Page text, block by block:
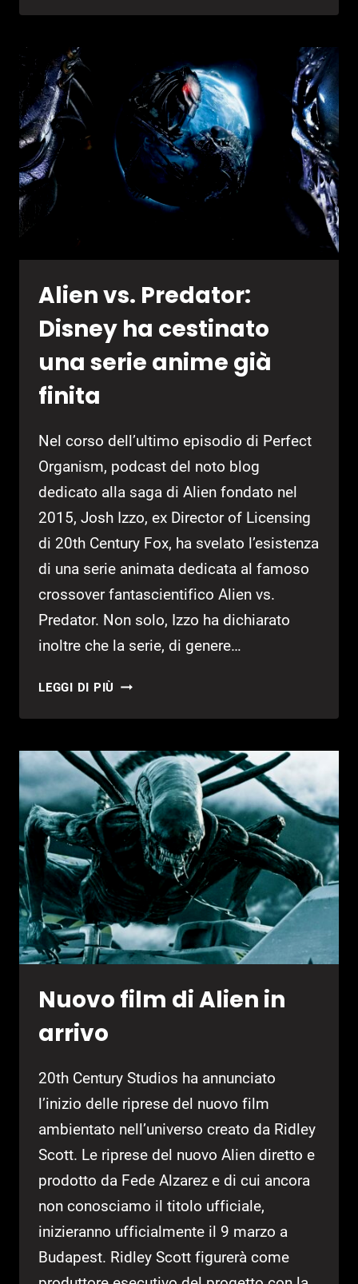
INCURSION
Alien vs. Predator:
Disney ha cestinato
una serie anime già
finita
Nel corso dell’ultimo episodio di Perfect
Organism, podcast del noto blog
dedicato alla saga di Alien fondato nel
2015, Josh Izzo, ex Director of Licensing
di 20th Century Fox, ha svelato l’esistenza
di una serie animata dedicata al famoso
crossover fantascientifico Alien vs.
Predator. Non solo, Izzo ha dichiarato
inoltre che la serie, di genere…
LEGGI DI PIÙ ALIEN
HA
CESTINATO
UNA
SERIE
ANIME
GIÀ
FINITA
Nuovo film di Alien in
arrivo
20th Century Studios ha annunciato
l’inizio delle riprese del nuovo film
ambientato nell’universo creato da Ridley
Scott. Le riprese del nuovo Alien diretto e
prodotto da Fede Alzarez e di cui ancora
non conosciamo il titolo ufficiale,
inizieranno ufficialmente il 9 marzo a
Budapest. Ridley Scott figurerà come